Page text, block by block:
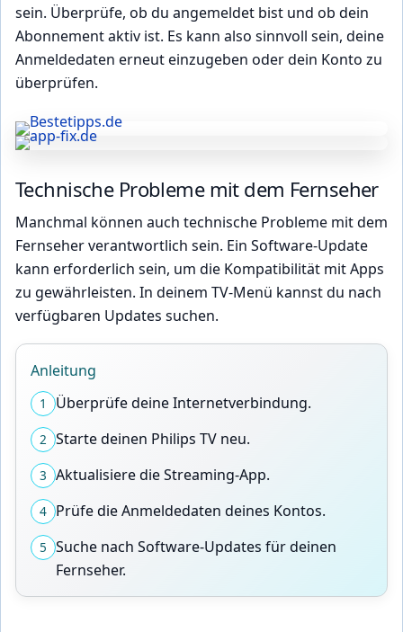
sein. Überprüfe, ob du angemeldet bist und ob dein
Abonnement aktiv ist. Es kann also sinnvoll sein, deine
Anmeldedaten erneut einzugeben oder dein Konto zu
überprüfen.
Technische Probleme mit dem Fernseher
Manchmal können auch technische Probleme mit dem
Fernseher verantwortlich sein. Ein Software-Update
kann erforderlich sein, um die Kompatibilität mit Apps
zu gewährleisten. In deinem TV-Menü kannst du nach
verfügbaren Updates suchen.
Anleitung
1 Überprüfe deine Internetverbindung.
2 Starte deinen Philips TV neu.
3 Aktualisiere die Streaming-App.
4 Prüfe die Anmeldedaten deines Kontos.
5 Suche nach Software-Updates für deinen
Fernseher.